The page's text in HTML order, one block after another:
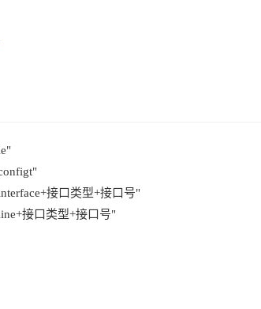
接口类型+接口号"
接口类型+接口号"